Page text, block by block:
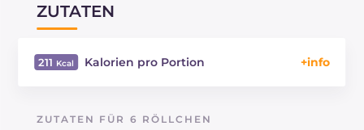
ZUTATEN
211 Kalorien pro Portion
ZUTATEN FÜR 6 RÖLLCHEN